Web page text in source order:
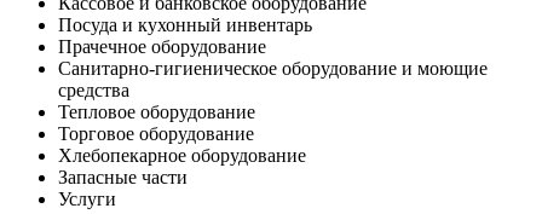
Посуда и кухонный инвентарь
Прачечное оборудование
Санитарно-гигиеническое оборудование и моющие
средства
Тепловое оборудование
Торговое оборудование
Хлебопекарное оборудование
Запасные части
Услуги